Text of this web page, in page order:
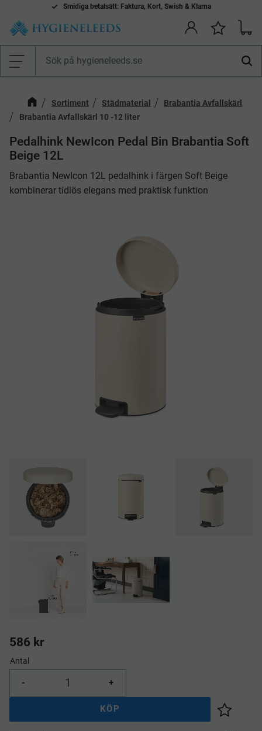
Meny
Smidiga betalsätt: Faktura, Kort, Swish & Klarna
Sortiment Städmaterial
Brabantia Avfallskärl
Brabantia Avfallskärl 10 -12 liter
​Pedalhink NewIcon Pedal Bin Brabantia Soft
Beige 12L
Brabantia NewIcon 12L pedalhink i färgen Soft Beige
kombinerar tidlös elegans med praktisk funktion
586 kr
Antal
+
-
KÖP
Lägg till